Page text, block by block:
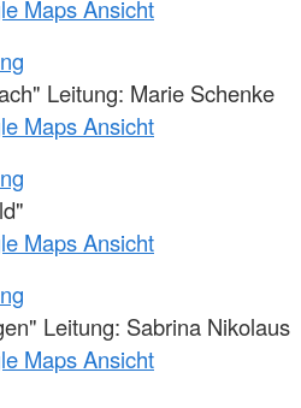
Maps Ansicht
Leitung: Marie Schenke
Maps Ansicht
Maps Ansicht
Leitung: Sabrina Nikolaus
Maps Ansicht